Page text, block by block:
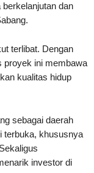
dan
terlibat. Dengan
proyek ini membawa
kualitas hidup
sebagai daerah
terbuka, khususnya
investor di